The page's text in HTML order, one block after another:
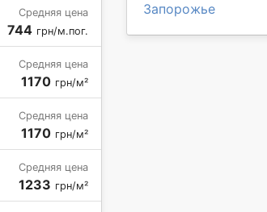
Средняя цена
744 грн/м.пог.
Средняя цена
1170 грн/м²
Средняя цена
1170 грн/м²
Средняя цена
1233 грн/м²
Запорожье